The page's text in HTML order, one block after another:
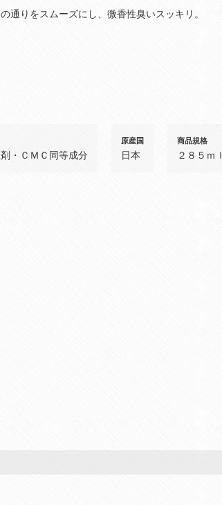
通りをスムーズにし、微香性臭いスッキリ。
・ＣＭＣ同等成分
原産国
日本
商品規格
２８５ｍｌ